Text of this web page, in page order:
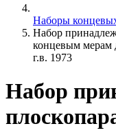
Наборы
Набор
концевым мерам
г.в. 1973
Набор